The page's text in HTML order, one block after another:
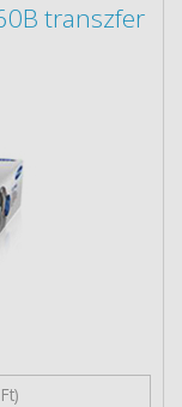
transzfer